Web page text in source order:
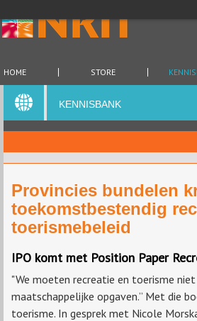
HOME STORE
KENNISBANK
Provincies bundelen
toekomstbestendig
toerismebeleid
IPO komt met Position Paper
"We moeten recreatie en toerisme
maatschappelijke opgaven.” Met die
toerisme. In gesprek met Nicole